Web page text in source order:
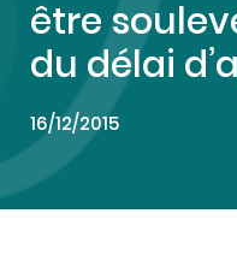
être
du délai
16/12/2015